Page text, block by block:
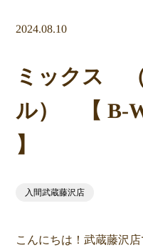
2024.08.10
ミックス
ル） 【 B-
】
入間武蔵藤沢店
こんにちは！武蔵藤沢